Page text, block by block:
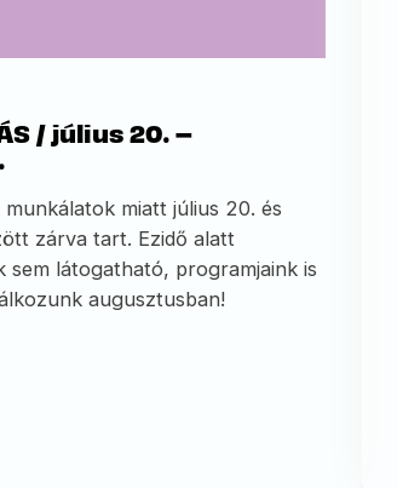
/ július 20. –
miatt július 20. és
zárva tart. Ezidő alatt
sem látogatható, programjaink is
augusztusban!